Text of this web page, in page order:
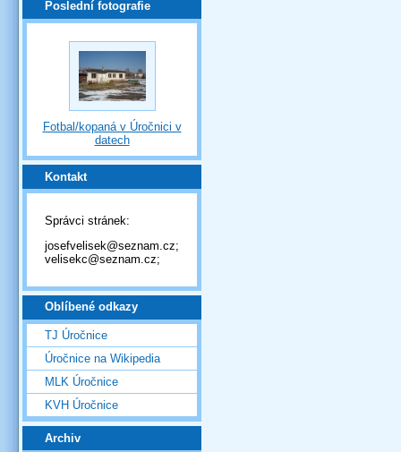
Poslední fotografie
Fotbal/kopaná v Úročnici v
datech
Kontakt
Správci stránek:
josefvelisek@seznam.cz;
velisekc@seznam.cz;
Oblíbené odkazy
TJ Úročnice
Úročnice na Wikipedia
MLK Úročnice
KVH Úročnice
Archiv